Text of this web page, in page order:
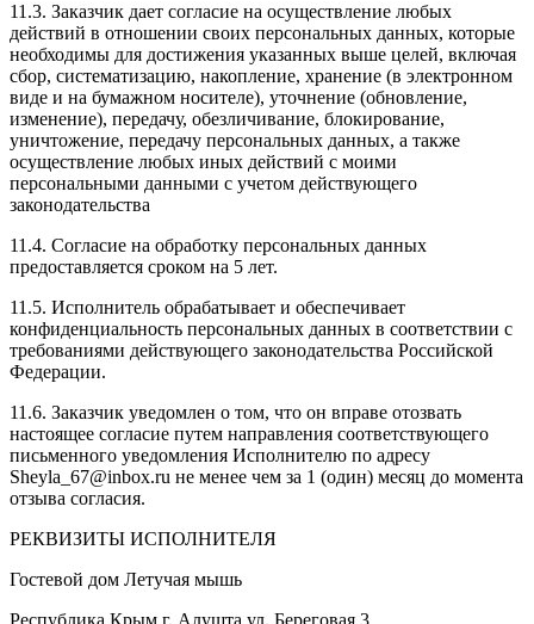
11.3. Заказчик дает согласие на осуществление любых
действий в отношении своих персональных данных, которые
необходимы для достижения указанных выше целей, включая
сбор, систематизацию, накопление, хранение (в электронном
виде и на бумажном носителе), уточнение (обновление,
изменение), передачу, обезличивание, блокирование,
уничтожение, передачу персональных данных, а также
осуществление любых иных действий с моими
персональными данными с учетом действующего
законодательства
11.4. Согласие на обработку персональных данных
предоставляется сроком на 5 лет.
11.5. Исполнитель обрабатывает и обеспечивает
конфиденциальность персональных данных в соответствии с
требованиями действующего законодательства Российской
Федерации.
11.6. Заказчик уведомлен о том, что он вправе отозвать
настоящее согласие путем направления соответствующего
письменного уведомления Исполнителю по адресу
Sheyla_67@inbox.ru не менее чем за 1 (один) месяц до момента
отзыва согласия.
РЕКВИЗИТЫ ИСПОЛНИТЕЛЯ
Гостевой дом Летучая мышь
Республика Крым г. Алушта ул. Береговая 3